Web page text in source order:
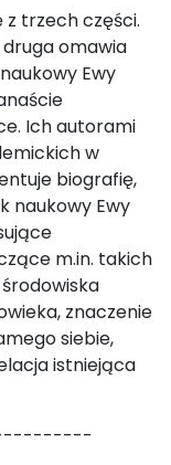
z trzech części.
omawia
Ewy
Ich autorami
w
biografię,
naukowy Ewy
m.in. takich
znaczenie
siebie,
istniejąca